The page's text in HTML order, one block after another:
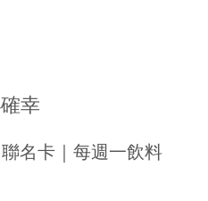
幸
名卡｜每週一飲料